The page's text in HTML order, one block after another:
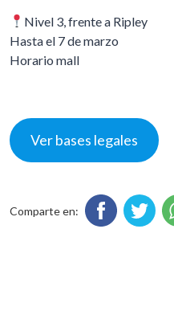
Nivel 3,
Hasta el 7 de marzo
Horario mall
Ver bases legales
Comparte en: